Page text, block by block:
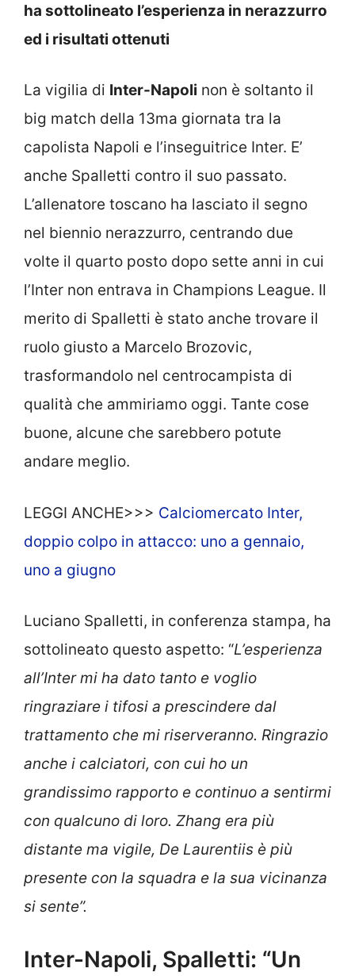
ha sottolineato l’esperienza in nerazzurro
ed i risultati ottenuti
La vigilia di Inter-Napoli non è soltanto il
big match della 13ma giornata tra la
capolista Napoli e l’inseguitrice Inter. E’
anche Spalletti contro il suo passato.
L’allenatore toscano ha lasciato il segno
nel biennio nerazzurro, centrando due
volte il quarto posto dopo sette anni in cui
l’Inter non entrava in Champions League. Il
merito di Spalletti è stato anche trovare il
ruolo giusto a Marcelo Brozovic,
trasformandolo nel centrocampista di
qualità che ammiriamo oggi. Tante cose
buone, alcune che sarebbero potute
andare meglio.
LEGGI ANCHE>>> Calciomercato Inter,
doppio colpo in attacco: uno a gennaio,
uno a giugno
Luciano Spalletti, in conferenza stampa, ha
sottolineato questo aspetto: “L’esperienza
all’Inter mi ha dato tanto e voglio
ringraziare i tifosi a prescindere dal
trattamento che mi riserveranno. Ringrazio
anche i calciatori, con cui ho un
grandissimo rapporto e continuo a sentirmi
con qualcuno di loro. Zhang era più
distante ma vigile, De Laurentiis è più
presente con la squadra e la sua vicinanza
si sente”.
Inter-Napoli, Spalletti: “Un